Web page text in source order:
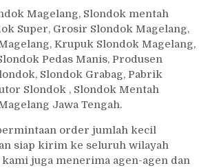
Magelang, Slondok mentah
Super, Grosir Slondok Magelang,
Krupuk Slondok Magelang,
Pedas Manis, Produsen
Slondok Grabag, Pabrik
Slondok , Slondok Mentah
Jawa Tengah.
order jumlah kecil
siap kirim ke seluruh wilayah
juga menerima agen-agen dan